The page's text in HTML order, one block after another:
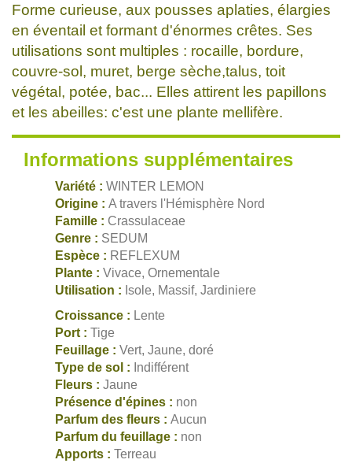
Forme curieuse, aux pousses aplaties, élargies
en éventail et formant d'énormes crêtes. Ses
utilisations sont multiples : rocaille, bordure,
couvre-sol, muret, berge sèche,talus, toit
végétal, potée, bac... Elles attirent les papillons
et les abeilles: c'est une plante mellifère.
Informations supplémentaires
Variété : WINTER LEMON
Origine : A travers l'Hémisphère Nord
Famille : Crassulaceae
Genre : SEDUM
Espèce : REFLEXUM
Plante : Vivace, Ornementale
Utilisation : Isole, Massif, Jardiniere
Croissance : Lente
Port : Tige
Feuillage : Vert, Jaune, doré
Type de sol : Indifférent
Fleurs : Jaune
Présence d'épines : non
Parfum des fleurs : Aucun
Parfum du feuillage : non
Apports : Terreau